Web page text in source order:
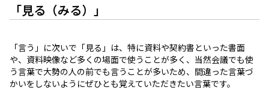
「見る（みる）」
「言う」に次いで「見る」は、特に資料や契約書といった書面
や、資料映像など多くの場面で使うことが多く、当然会議でも使
う言葉で大勢の人の前でも言うことが多いため、間違った言葉づ
かいをしないようにぜひとも覚えていただきたい言葉です。